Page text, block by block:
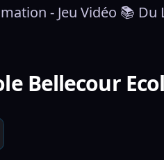
- Jeu Vidéo 📚 Du
Bellecour